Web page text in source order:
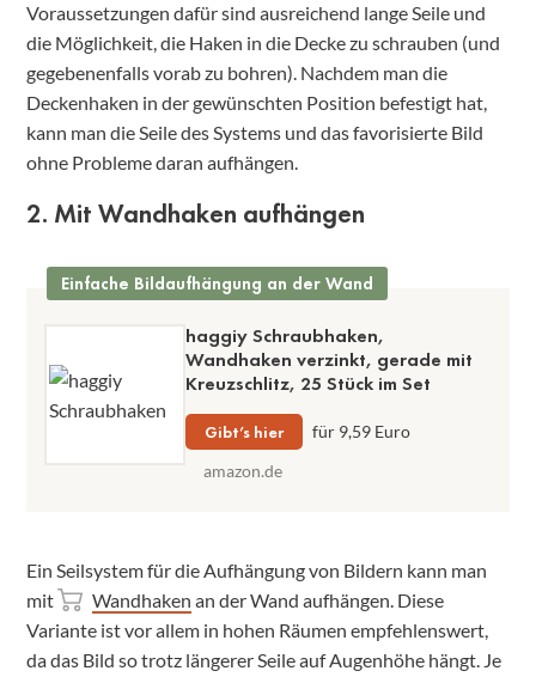
Voraussetzungen dafür sind ausreichend lange Seile und
die Möglichkeit, die Haken in die Decke zu schrauben (und
gegebenenfalls vorab zu bohren). Nachdem man die
Deckenhaken in der gewünschten Position befestigt hat,
kann man die Seile des Systems und das favorisierte Bild
ohne Probleme daran aufhängen.
2. Mit Wandhaken aufhängen
Einfache Bildaufhängung an der Wand
haggiy Schraubhaken,
Wandhaken verzinkt, gerade mit
Kreuzschlitz, 25 Stück im Set
Gibt’s hier
für 9,59 Euro
amazon.de
Ein Seilsystem für die Aufhängung von Bildern kann man
mit
Wandhaken an der Wand aufhängen. Diese
Variante ist vor allem in hohen Räumen empfehlenswert,
da das Bild so trotz längerer Seile auf Augenhöhe hängt. Je